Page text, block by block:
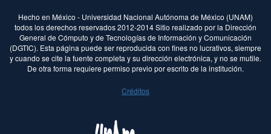
Hecho en México - Universidad Nacional Autónoma de México (UNAM)
todos los derechos reservados 2012-2014 Sitio realizado por la Dirección
General de Cómputo y de Tecnologías de Información y Comunicación
(DGTIC). Esta página puede ser reproducida con fines no lucrativos, siempre
y cuando se cite la fuente completa y su dirección electrónica, y no se mutile.
De otra forma requiere permiso previo por escrito de la institución.
Créditos